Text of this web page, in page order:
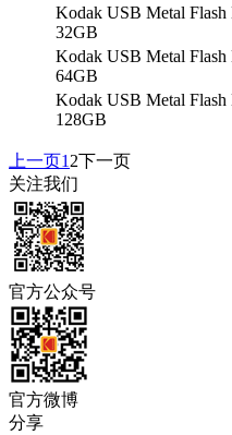
Kodak USB Metal
32GB
Kodak USB Metal
64GB
Kodak USB Metal
128GB
上一页1 2下一页
关注我们
官方公众号
官方微博
分享